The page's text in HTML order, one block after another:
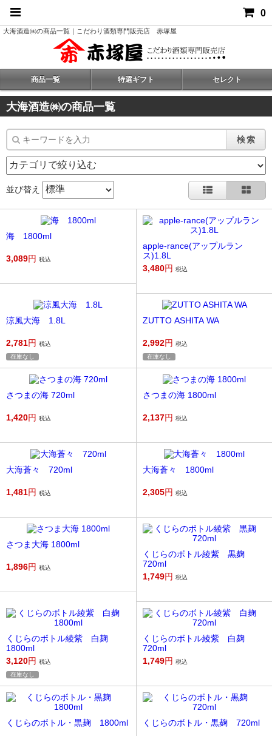
0
大海酒造㈱の商品一覧｜こだわり酒類専門販売店 赤塚屋
商品一覧 特選ギフト セレクト
大海酒造㈱の商品一覧
検索
並び替え
海 1800ml
3,089円 税込
apple-rance(アップルラン
ス)1.8L
3,480円 税込
涼風大海 1.8L
2,781円 税込
在庫なし
ZUTTO ASHITA WA
2,992円 税込
在庫なし
さつまの海 720ml
1,420円 税込
さつまの海 1800ml
2,137円 税込
大海蒼々 720ml
1,481円 税込
大海蒼々 1800ml
2,305円 税込
さつま大海 1800ml
1,896円 税込
くじらのボトル綾紫 黒麹
720ml
1,749円 税込
くじらのボトル綾紫 白麹
1800ml
3,120円 税込
在庫なし
くじらのボトル綾紫 白麹
720ml
1,749円 税込
くじらのボトル・黒麹 1800ml くじらのボトル・黒麹 720ml